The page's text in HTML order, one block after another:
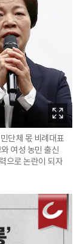
단체 몫 비례대표
여성 농민 출신
으로 논란이 되자